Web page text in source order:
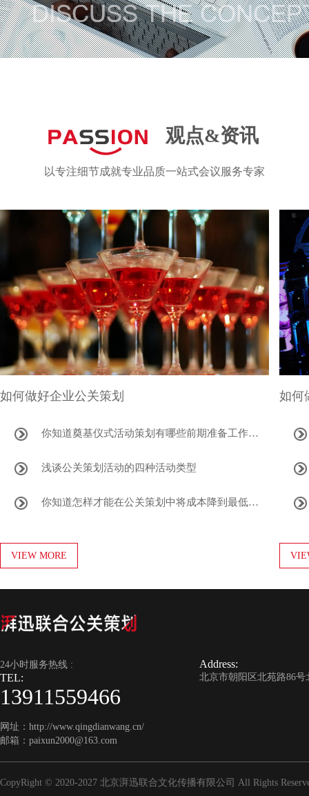
观点&资讯
以专注细节成就专业品质一站式会议服务专家
如何做好企业公关策划
你知道奠基仪式活动策划有哪些前期准备工作…
浅谈公关策划活动的四种活动类型
你知道怎样才能在公关策划中将成本降到最低…
VIEW MORE
如何
24小时服务热线 :
TEL:
13911559466
网址：http://www.qingdianwang.cn/
邮箱：paixun2000@163.com
Address:
北京市朝阳区北苑路86号
CopyRight © 2020-2027 北京湃迅联合文化传播有限公司 All Rights